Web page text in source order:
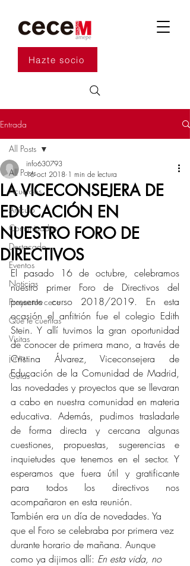
Hazte socio
Entrada
All Posts
Acuerdos
Artículo
Comunicados
Destacado
Eventos
Noticias
Proyectos cece
Qué te cuentas
Visitas
junta
Guías
All Posts
LA VICECONSEJERA DE
EDUCACIÓN EN
NUESTRO FORO DE
DIRECTIVOS
info630793
16 oct 2018 1 min de lectura
El pasado 16 de octubre, celebramos
nuestro primer Foro de Directivos del
presente curso 2018/2019. En esta
ocasión el anfitrión fue el colegio Edith
Stein. Y allí tuvimos la gran oportunidad
de conocer de primera mano, a través de
Cristina Álvarez, Viceconsejera de
Educación de la Comunidad de Madrid,
las novedades y proyectos que se llevaran
a cabo en nuestra comunidad en materia
educativa. Además, pudimos trasladarle
de forma directa y cercana algunas
cuestiones, propuestas, sugerencias e
inquietudes que tenemos en el sector. Y
esperamos que fuera útil y gratificante
para todos los directivos nos
acompañaron en esta reunión.
También era un día de novedades. Ya
que el Foro se celebraba por primera vez
durante horario de mañana. Aunque
como ya dijimos allí: En esta vida, no